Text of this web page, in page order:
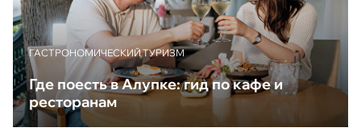
ГАСТРОНОМИЧЕСКИЙ ТУРИЗМ
Где поесть в Алупке: гид по кафе и
ресторанам